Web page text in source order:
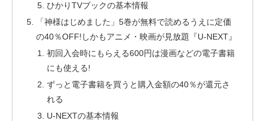
ひかりTVブックの基本情報
「神様はじめました」5巻が無料で読めるうえに定価
の40％OFF!しかもアニメ・映画が見放題『U-NEXT』
初回入会時にもらえる600円は漫画などの電子書籍
にも使える!
ずっと電子書籍を買うと購入金額の40％が還元さ
れる
U-NEXTの基本情報